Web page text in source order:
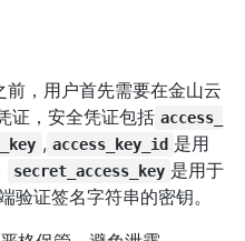
，用户首先需要在金山云
证，安全凭证包括 access_
, access_key_id 是用
secret_access_key 是用于
验证签名字符串的密钥。